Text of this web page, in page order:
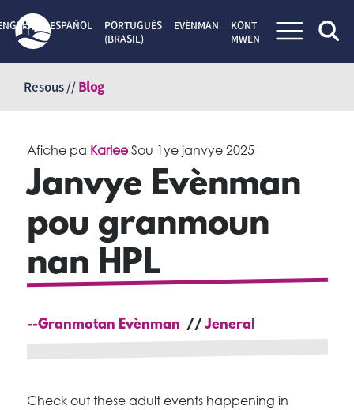
kontni
ESPAÑOL
PORTUGUÊS
(BRASIL)
EVÈNMAN
KONT
MWEN
Resous //Blog
Afiche pa KarleeSou 1ye janvye 2025
Janvye Evènman
pou granmoun
nan HPL
--Granmotan Evènman Jeneral
Check out these adult events happening in